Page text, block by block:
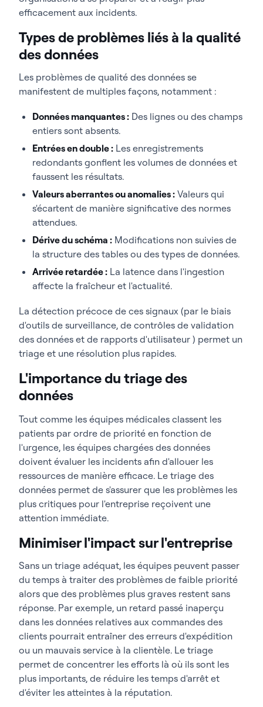
efficacement aux incidents.
Types de problèmes liés à la qualité
des données
Les problèmes de qualité des données se
manifestent de multiples façons, notamment :
Données manquantes : Des lignes ou des champs
entiers sont absents.
Entrées en double : Les enregistrements
redondants gonflent les volumes de données et
faussent les résultats.
Valeurs aberrantes ou anomalies : Valeurs qui
s'écartent de manière significative des normes
attendues.
Dérive du schéma : Modifications non suivies de
la structure des tables ou des types de données.
Arrivée retardée : La latence dans l'ingestion
affecte la fraîcheur et l'actualité.
La détection précoce de ces signaux (par le biais
d'outils de surveillance, de contrôles de validation
des données et de rapports d'utilisateur ) permet un
triage et une résolution plus rapides.
L'importance du triage des
données
Tout comme les équipes médicales classent les
patients par ordre de priorité en fonction de
l'urgence, les équipes chargées des données
doivent évaluer les incidents afin d'allouer les
ressources de manière efficace. Le triage des
données permet de s'assurer que les problèmes les
plus critiques pour l'entreprise reçoivent une
attention immédiate.
Minimiser l'impact sur l'entreprise
Sans un triage adéquat, les équipes peuvent passer
du temps à traiter des problèmes de faible priorité
alors que des problèmes plus graves restent sans
réponse. Par exemple, un retard passé inaperçu
dans les données relatives aux commandes des
clients pourrait entraîner des erreurs d'expédition
ou un mauvais service à la clientèle. Le triage
permet de concentrer les efforts là où ils sont les
plus importants, de réduire les temps d'arrêt et
d'éviter les atteintes à la réputation.